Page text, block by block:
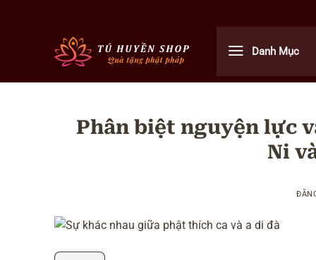
Danh Mục
Phân biệt nguyện lực
Ni